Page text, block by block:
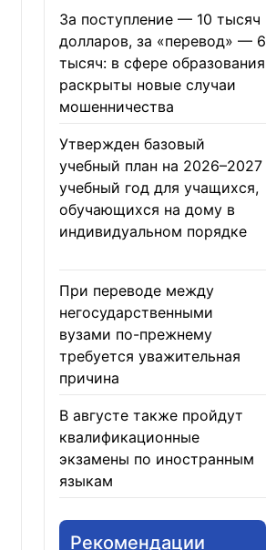
За поступление — 10 тысяч
долларов, за «перевод» — 6
тысяч: в сфере образования
раскрыты новые случаи
мошенничества
Утвержден базовый
учебный план на 2026–2027
учебный год для учащихся,
обучающихся на дому в
индивидуальном порядке
При переводе между
негосударственными
вузами по-прежнему
требуется уважительная
причина
В августе также пройдут
квалификационные
экзамены по иностранным
языкам
Рекомендации